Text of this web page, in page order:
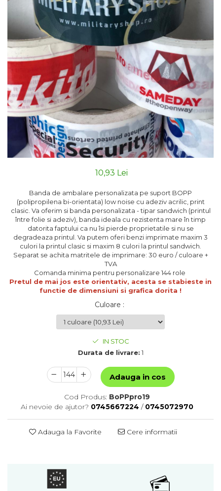
10,93 Lei
Banda de ambalare personalizata pe suport BOPP
(polipropilena bi-orientata) low noise cu adeziv acrilic, print
clasic. Va oferim si banda personalizata - tipar sandwich (printul
între folie si adeziv), banda ideala cu rezistenta mare în timp
datorita faptului ca nu îsi pierde proprietatile si nu se
degradeaza printul. Va putem oferi benzi imprimate maxim 3
culori la printul clasic si maxim 8 culori la printul sandwich.
Separat se achita matritele de imprimare: 30 euro / culoare +
TVA
Comanda minima pentru personalizare 144 role
Pretul de mai jos este orientativ, acesta se stabieste in
functie de dimensiuni si grafica dorita !
Culoare :
IN STOC
Durata de livrare: 1
Adauga in cos
Cod Produs: BoPPpro19
Ai nevoie de ajutor? 0745667224 / 0745072970
Adauga la Favorite Cere informatii